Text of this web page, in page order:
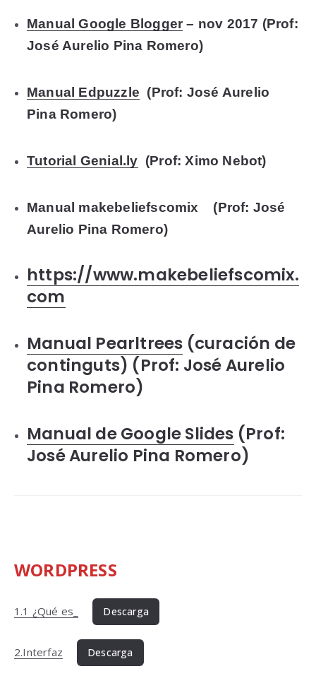
Manual Google Blogger – nov 2017 (Prof:
José Aurelio Pina Romero)
Manual Edpuzzle (Prof: José Aurelio
Pina Romero)
Tutorial Genial.ly (Prof: Ximo Nebot)
Manual makebeliefscomix (Prof: José
Aurelio Pina Romero)
https://www.makebeliefscomix.
com
Manual Pearltrees (curación de
continguts) (Prof: José Aurelio
Pina Romero)
Manual de Google Slides (Prof:
José Aurelio Pina Romero)
WORDPRESS
1.1 ¿Qué es_ Descarga
2.Interfaz Descarga